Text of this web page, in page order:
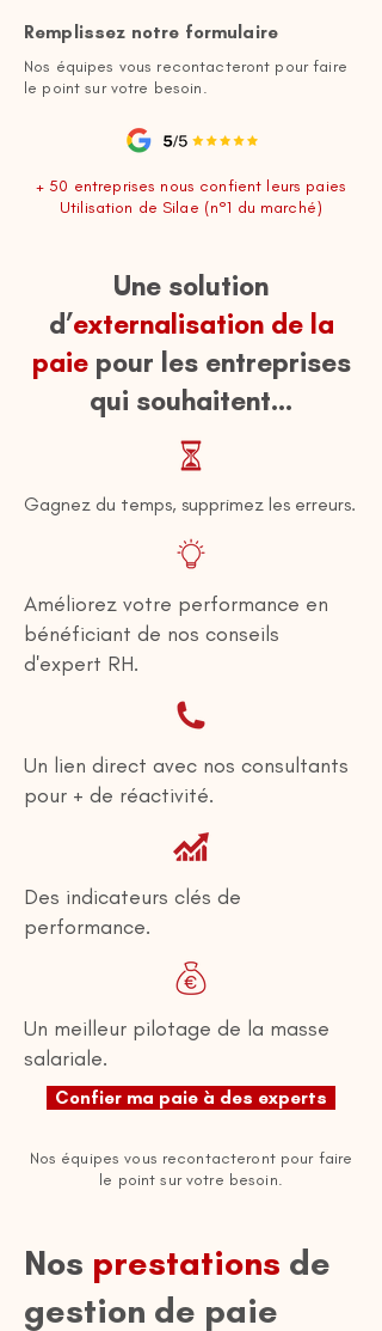
Remplissez notre formulaire
Nos équipes vous recontacteront pour faire
le point sur votre besoin.
+ 50 entreprises nous confient leurs paies
Utilisation de Silae (n°1 du marché)
Une solution
d’externalisation de la
paiepour les entreprises
qui souhaitent...
Gagnez du temps, supprimez les erreurs.
Améliorez votre performance en
bénéficiant de nos conseils
d'expert RH.
Un lien direct avec nos consultants
pour + de réactivité.
Des indicateurs clés de
performance.
Un meilleur pilotage de la masse
salariale.
Confier ma paie à des experts
Nos équipes vous recontacteront pour faire
le point sur votre besoin.
Nos prestations de
gestion de paie